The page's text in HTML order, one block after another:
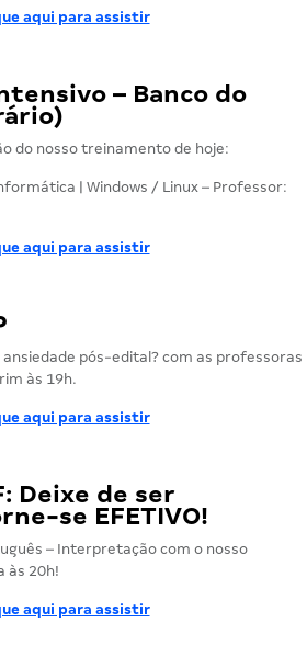
aqui para assistir
– Banco do
do nosso treinamento de hoje:
| Windows / Linux – Professor:
aqui para assistir
pós-edital? com as professoras
às 19h.
aqui para assistir
Deixe de ser
se EFETIVO!
– Interpretação com o nosso
às 20h!
aqui para assistir